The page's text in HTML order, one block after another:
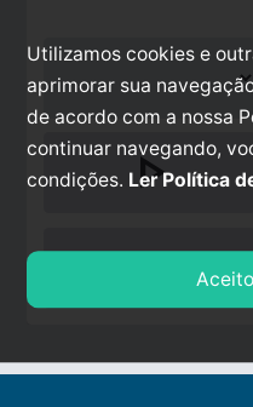
play_arrow
stop
Utilizamos cookies e
aprimorar sua
de acordo com a nossa
continuar navegando,
condições. Ler Política
Aceito